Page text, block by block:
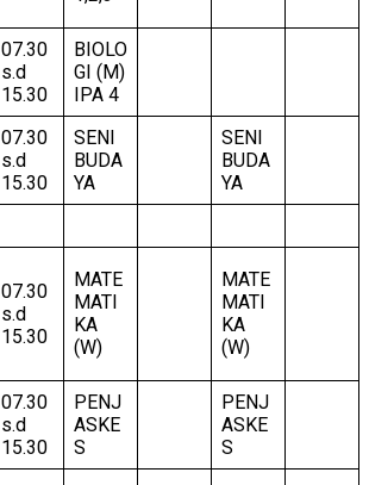
07.30
s.d
15.30
BIOLO
GI (M)
IPA 4
07.30
s.d
15.30
SENI
BUDA
YA
SENI
BUDA
YA
07.30
s.d
15.30
MATE
MATI
KA
(W)
MATE
MATI
KA
(W)
07.30
s.d
15.30
PENJ
ASKE
S
PENJ
ASKE
S